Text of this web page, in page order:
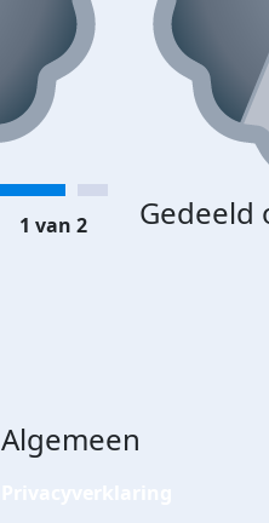
Gedeeld
1 van 2
Algemeen